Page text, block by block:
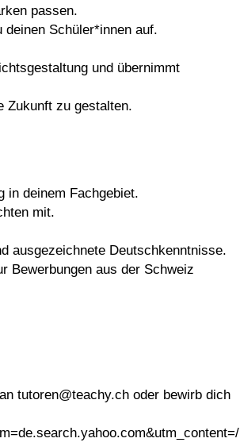
passen.
Schüler*innen auf.
und übernimmt
Zukunft zu gestalten.
in deinem Fachgebiet.
mit.
ausgezeichnete Deutschkenntnisse.
Bewerbungen aus der Schweiz
tutoren@teachy.ch oder bewirb dich